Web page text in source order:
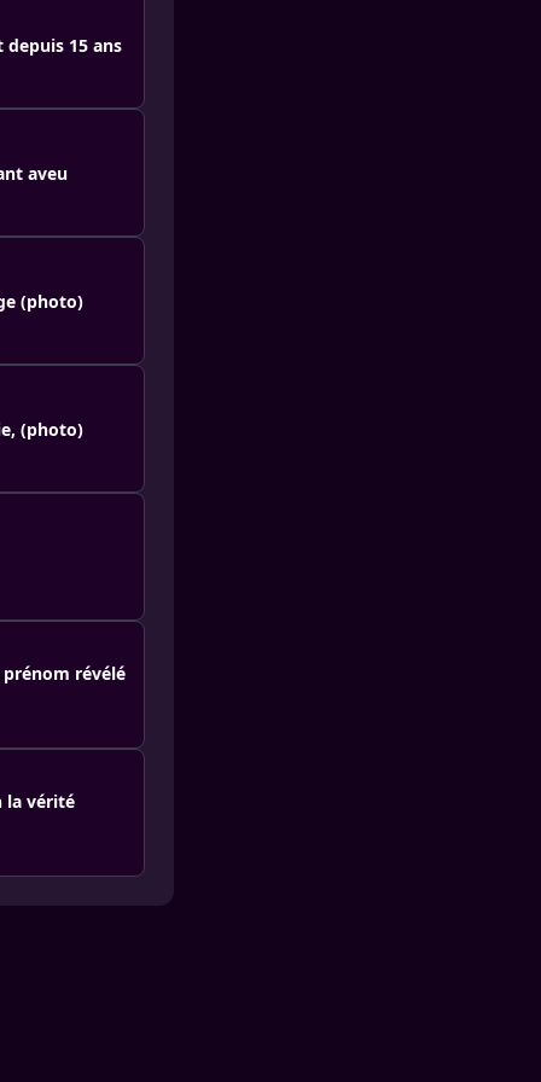
15 ans
aveu
(photo)
(photo)
révélé
la vérité